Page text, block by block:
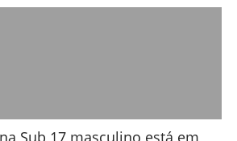
Sub 17 masculino está em